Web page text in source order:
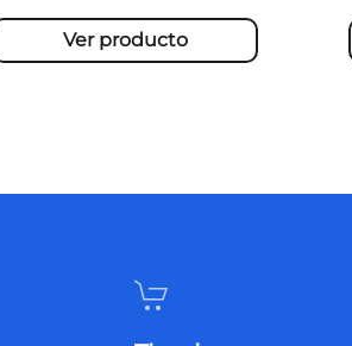
Ver producto